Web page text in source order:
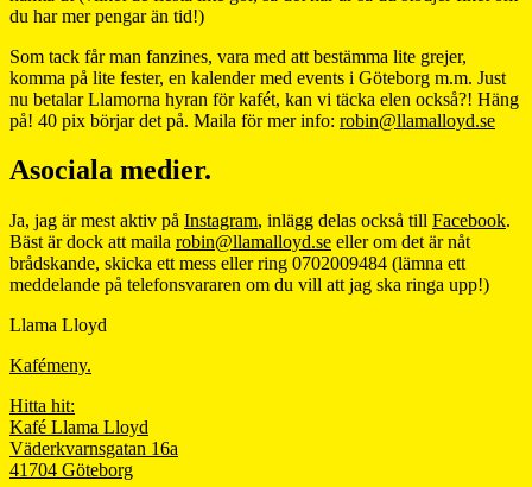
du har mer pengar än tid!)
Som tack får man fanzines, vara med att bestämma lite grejer,
komma på lite fester, en kalender med events i Göteborg m.m. Just
nu betalar Llamorna hyran för kafét, kan vi täcka elen också?! Häng
på! 40 pix börjar det på. Maila för mer info: robin@llamalloyd.se
Asociala medier.
Ja, jag är mest aktiv på Instagram, inlägg delas också till Facebook.
Bäst är dock att maila robin@llamalloyd.se eller om det är nåt
brådskande, skicka ett mess eller ring 0702009484 (lämna ett
meddelande på telefonsvararen om du vill att jag ska ringa upp!)
Llama Lloyd
Kafémeny.
Hitta hit:
Kafé Llama Lloyd
Väderkvarnsgatan 16a
41704 Göteborg